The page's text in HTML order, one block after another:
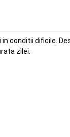
conditii dificile.
zilei.